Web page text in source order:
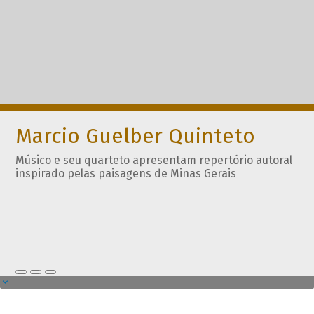
Marcio Guelber Quinteto
Músico e seu quarteto apresentam repertório autoral
inspirado pelas paisagens de Minas Gerais